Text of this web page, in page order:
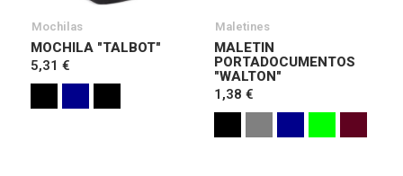
Mochilas
MOCHILA "TALBOT"
5,31 €
Maletines
MALETIN
PORTADOCUMENTOS
"WALTON"
1,38 €